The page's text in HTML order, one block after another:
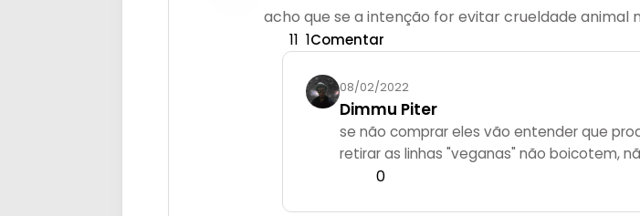
acho que se a intenção for evitar crueldade animal
11 1Comentar
08/02/2022
Dimmu Piter
se não comprar eles vão entender que
retirar as linhas "veganas" não boicotem,
0